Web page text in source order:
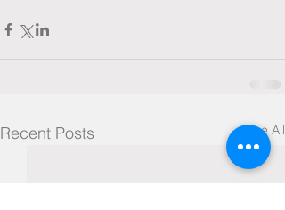
Recent Posts See All